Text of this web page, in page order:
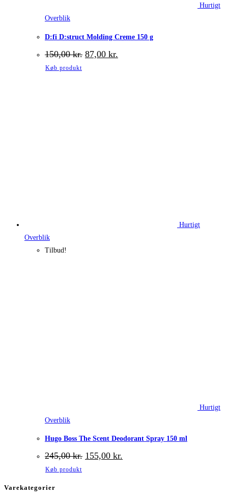
Hurtigt
Overblik
D:fi D:struct Molding Creme 150 g
150,00kr. Den
oprindelige
87,00 kr.
aktuelle
Køb produkt
Hurtigt
Overblik
Tilbud!
Hurtigt
Overblik
Hugo Boss The Scent Deodorant Spray 150 ml
245,00kr. Den
oprindelige
155,00 kr.
aktuelle
Køb produkt
Varekategorier